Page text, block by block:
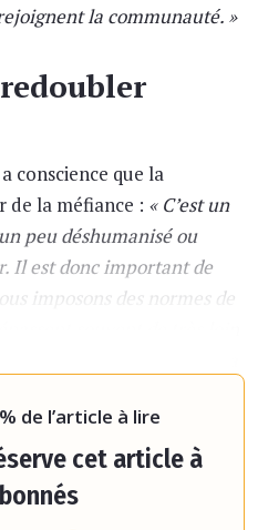
la communauté. »
conscience que la
la méfiance : « C’est un
peu déshumanisé ou
Il est donc important de
imposons des normes de
de l’article à lire
cet article à